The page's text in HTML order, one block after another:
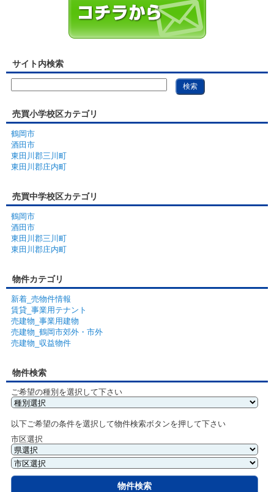
サイト内検索
売買小学校区カテゴリ
鶴岡市
酒田市
東田川郡三川町
東田川郡庄内町
売買中学校区カテゴリ
鶴岡市
酒田市
東田川郡三川町
東田川郡庄内町
物件カテゴリ
新着_売物件情報
賃貸_事業用テナント
売建物_事業用建物
売建物_鶴岡市郊外・市外
売建物_収益物件
物件検索
ご希望の種別を選択して下さい
以下ご希望の条件を選択して物件検索ボタンを押して下さい
市区選択